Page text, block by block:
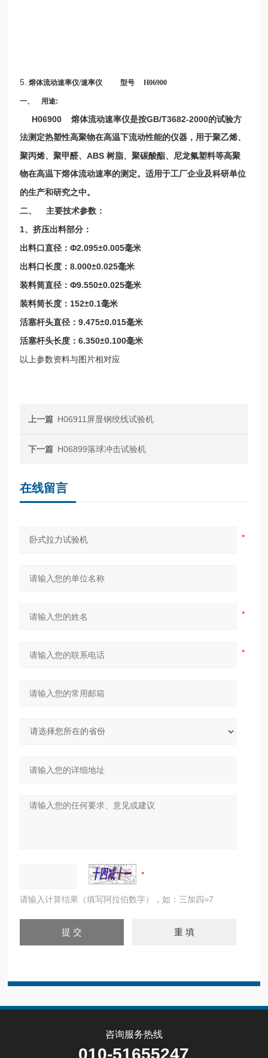
5. 熔体流动速率仪/速率仪型号H06900
一、 用途:
H06900熔体流动速率仪是按GB/T3682-2000的试验方
法测定热塑性高聚物在高温下流动性能的仪器，用于聚乙烯、
聚丙烯、聚甲醛、ABS树脂、聚碳酸酯、尼龙氟塑料等高聚
物在高温下熔体流动速率的测定。适用于工厂企业及科研单位
的生产和研究之中。
二、 主要技术参数 ：
1、挤压出料部分 ：
出料口直径：Φ2.095±0.005毫米
出料口长度：8.000±0.025毫米
装料筒直径：Φ9.550±0.025毫米
装料筒长度： 152±0.1毫米
活塞杆头直径：9.475±0.015毫米
活塞杆头长度：6.350±0.100毫米
以上参数资料与图片相对应
上一篇 H06911屏显钢绞线试验机
下一篇 H06899落球冲击试验机
在线留言
请输入计算结果（填写阿拉伯数字），如：三加四=7
咨询服务热线
010-51655247